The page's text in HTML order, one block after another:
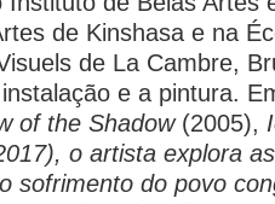
de Kinshasa e na
de La Cambre,
e a pintura.
of the Shadow (2005),
o artista explora
sofrimento do povo